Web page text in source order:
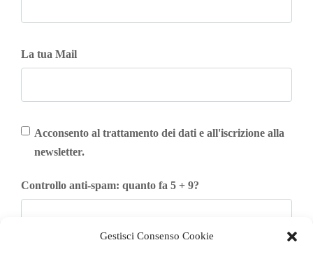
Gestisci Consenso Cookie
La tua Mail
Acconsento al trattamento dei dati e all'iscrizione alla
newsletter.
Controllo anti-spam: quanto fa 5 + 9?